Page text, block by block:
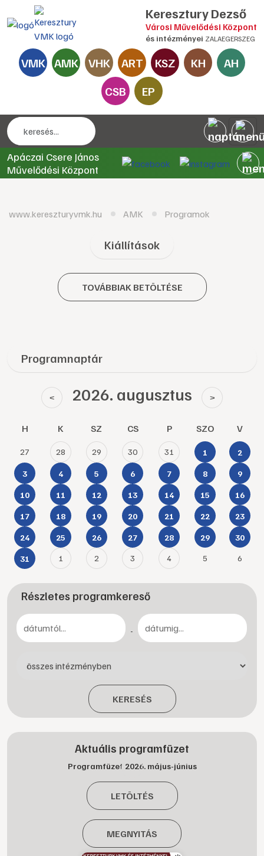
Keresztury Dezső
Városi Művelődési Központ
és intézményei ZALAEGERSZEG
VMK AMK VHK ART KSZ KH
AH
CSB
EP
Apáczai Csere János
Művelődési Központ
www.kereszturyvmk.hu AMK Programok
Kiállítások
TOVÁBBIAK BETÖLTÉSE
Programnaptár
< 2026. augusztus >
H K SZ CS P SZO V
27 28 29 30 31 1 2
3 4 5 6 7 8 9
10 11 12 13 14 15 16
17 18 19 20 21 22 23
24 25 26 27 28 29 30
31 1 2 3 4 5 6
Részletes programkereső
-
KERESÉS
Aktuális programfüzet
Programfüzet 2026. május-június
LETÖLTÉS
MEGNYITÁS